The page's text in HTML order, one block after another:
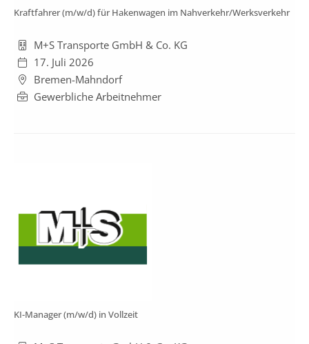
Kraftfahrer (m/w/d) für Hakenwagen im Nahverkehr/Werksverkehr
M+S Transporte GmbH & Co. KG
17. Juli 2026
Bremen-Mahndorf
Gewerbliche Arbeitnehmer
KI-Manager (m/w/d) in Vollzeit